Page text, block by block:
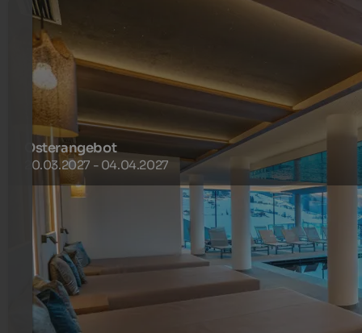
Osterangebot
20.03.2027 - 04.04.2027
Direkt neben dem Hotel Purvita befindet sich ein
Verbindungslift ins Skigebiet und wenige Fußminuten
entfernt ein Skibus, der regelmäßig zur Talstation der
Gitschberg-Kabinenbahn fährt.
1 Nächte ab